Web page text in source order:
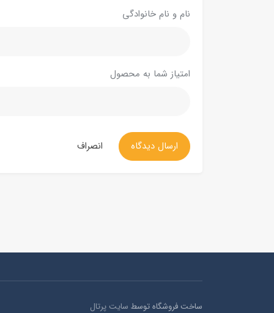
نام و نام خانوادگی
امتیاز شما به محصول
ارسال دیدگاه انصراف
ساخت فروشگاه توسط سایت پرتال